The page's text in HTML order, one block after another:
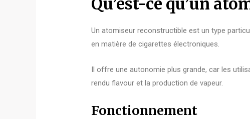
Un atomiseur reconstructible est un type
en matière de cigarettes électroniques.
Il offre une autonomie plus grande, car les
rendu flavour et la production de vapeur.
Fonctionnement